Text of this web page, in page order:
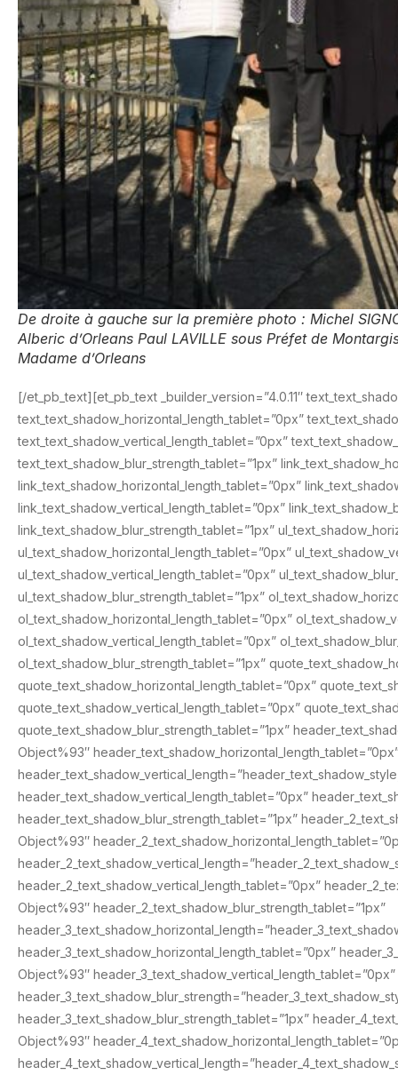
De droite à gauche sur la première photo : Michel
Alberic d’Orleans Paul LAVILLE sous Préfet de
Madame d’Orleans
[/et_pb_text][et_pb_text _builder_version=”4.0.11″
text_text_shadow_horizontal_length_tablet=”0px”
text_text_shadow_vertical_length_tablet=”0px”
text_text_shadow_blur_strength_tablet=”1px”
link_text_shadow_horizontal_length_tablet=”0px”
link_text_shadow_vertical_length_tablet=”0px”
link_text_shadow_blur_strength_tablet=”1px”
ul_text_shadow_horizontal_length_tablet=”0px”
ul_text_shadow_vertical_length_tablet=”0px”
ul_text_shadow_blur_strength_tablet=”1px”
ol_text_shadow_horizontal_length_tablet=”0px”
ol_text_shadow_vertical_length_tablet=”0px”
ol_text_shadow_blur_strength_tablet=”1px”
quote_text_shadow_horizontal_length_tablet=”0px”
quote_text_shadow_vertical_length_tablet=”0px”
quote_text_shadow_blur_strength_tablet=”1px”
Object%93″
header_text_shadow_vertical_length_tablet=”0px”
header_text_shadow_blur_strength_tablet=”1px”
Object%93″
header_2_text_shadow_vertical_length_tablet=”0px”
Object%93″ header_2_text_shadow_blur_strength_tablet=”1px”
header_3_text_shadow_horizontal_length_tablet=”0px”
Object%93″ header_3_text_shadow_vertical_length_tablet=”0px”
header_3_text_shadow_blur_strength_tablet=”1px”
Object%93″